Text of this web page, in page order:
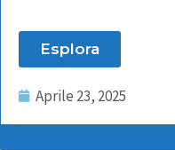
Esplora
Aprile 23, 2025